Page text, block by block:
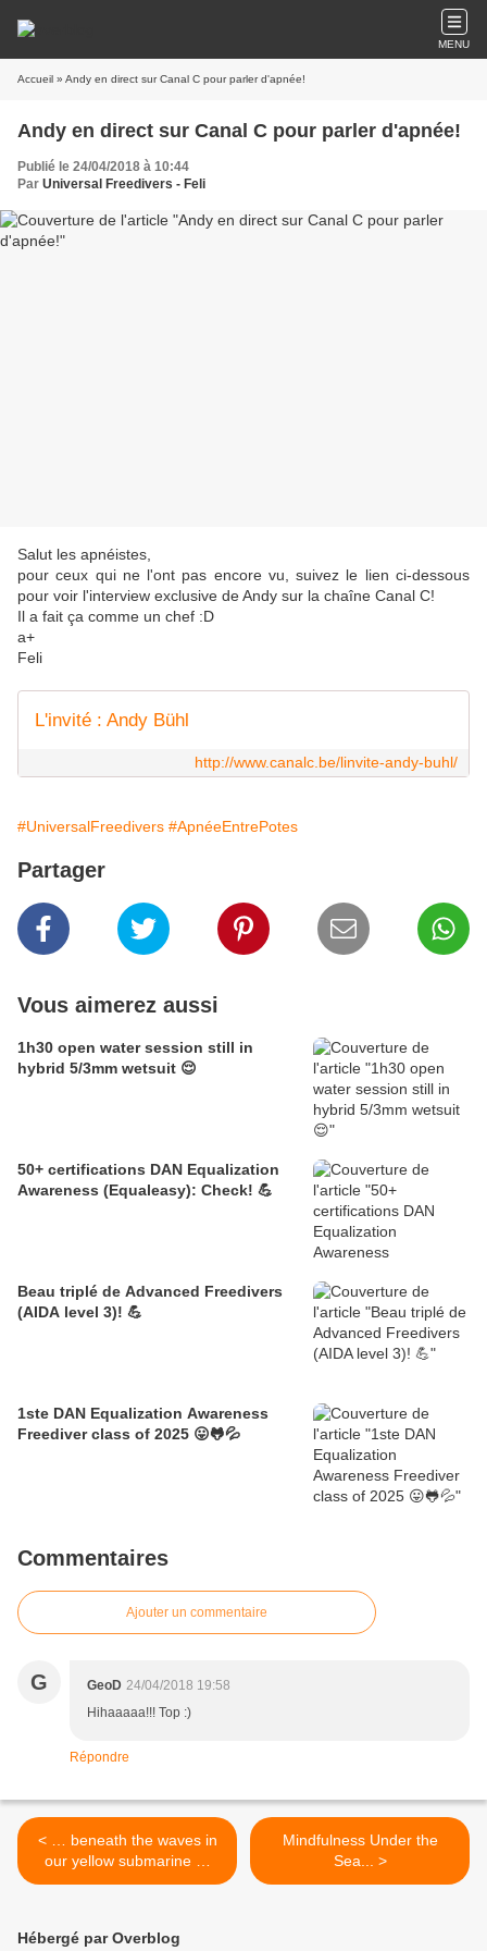
MENU
Accueil » Andy en direct sur Canal C pour parler d'apnée!
Andy en direct sur Canal C pour parler d'apnée!
Publié le 24/04/2018 à 10:44
Par Universal Freedivers - Feli
Salut les apnéistes,
pour ceux qui ne l'ont pas encore vu, suivez le lien ci-dessous
pour voir l'interview exclusive de Andy sur la chaîne Canal C!
Il a fait ça comme un chef :D
a+
Feli
L'invité : Andy Bühl
http://www.canalc.be/linvite-andy-buhl/
#UniversalFreedivers #ApnéeEntrePotes
Partager
Vous aimerez aussi
1h30 open water session still in
hybrid 5/3mm wetsuit 😌
50+ certifications DAN Equalization
Awareness (Equaleasy): Check! 💪
Beau triplé de Advanced Freedivers
(AIDA level 3)! 💪
1ste DAN Equalization Awareness
Freediver class of 2025 😛🐸💦
Commentaires
Ajouter un commentaire
G GeoD 24/04/2018 19:58
Hihaaaaa!!! Top :)
Répondre
< … beneath the waves in
our yellow submarine …
Mindfulness Under the
Sea... >
Hébergé par Overblog